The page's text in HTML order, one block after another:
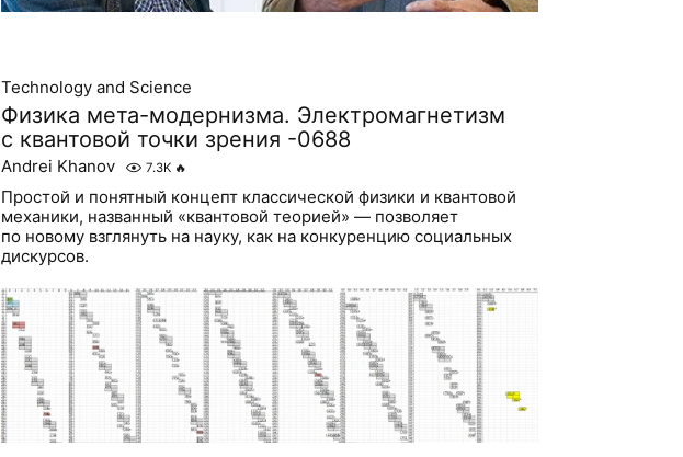
Technology and Science
Физика мета-модернизма. Электромагнетизм
с квантовой точки зрения -0688
Andrei Khanov 7.3K 🔥
Простой и понятный концепт классической физики и квантовой
механики, названный «квантовой теорией» — позволяет
по новому взглянуть на науку, как на конкуренцию социальных
дискурсов.